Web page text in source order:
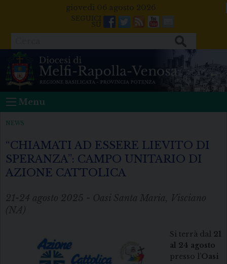
giovedì 06 agosto 2026
Facebook
Twitter
FeedsYoutube
Mail
Menu
NEWS
“CHIAMATI AD ESSERE LIEVITO DI
SPERANZA”: CAMPO UNITARIO DI
AZIONE CATTOLICA
21-24 agosto 2025 - Oasi Santa Maria, Visciano
(NA)
Si terrà dal 21
al 24 agosto
presso l’Oasi